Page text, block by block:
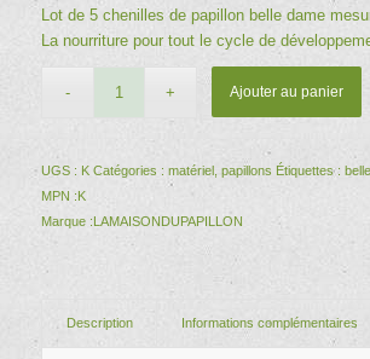
Lot de 5 chenilles de papillon belle dame
La nourriture pour tout le cycle de
Ajouter au panier
UGS : K Catégories : matériel, papillons Étiquettes :
MPN :K
Marque :LAMAISONDUPAPILLON
Description Informations complémentaires